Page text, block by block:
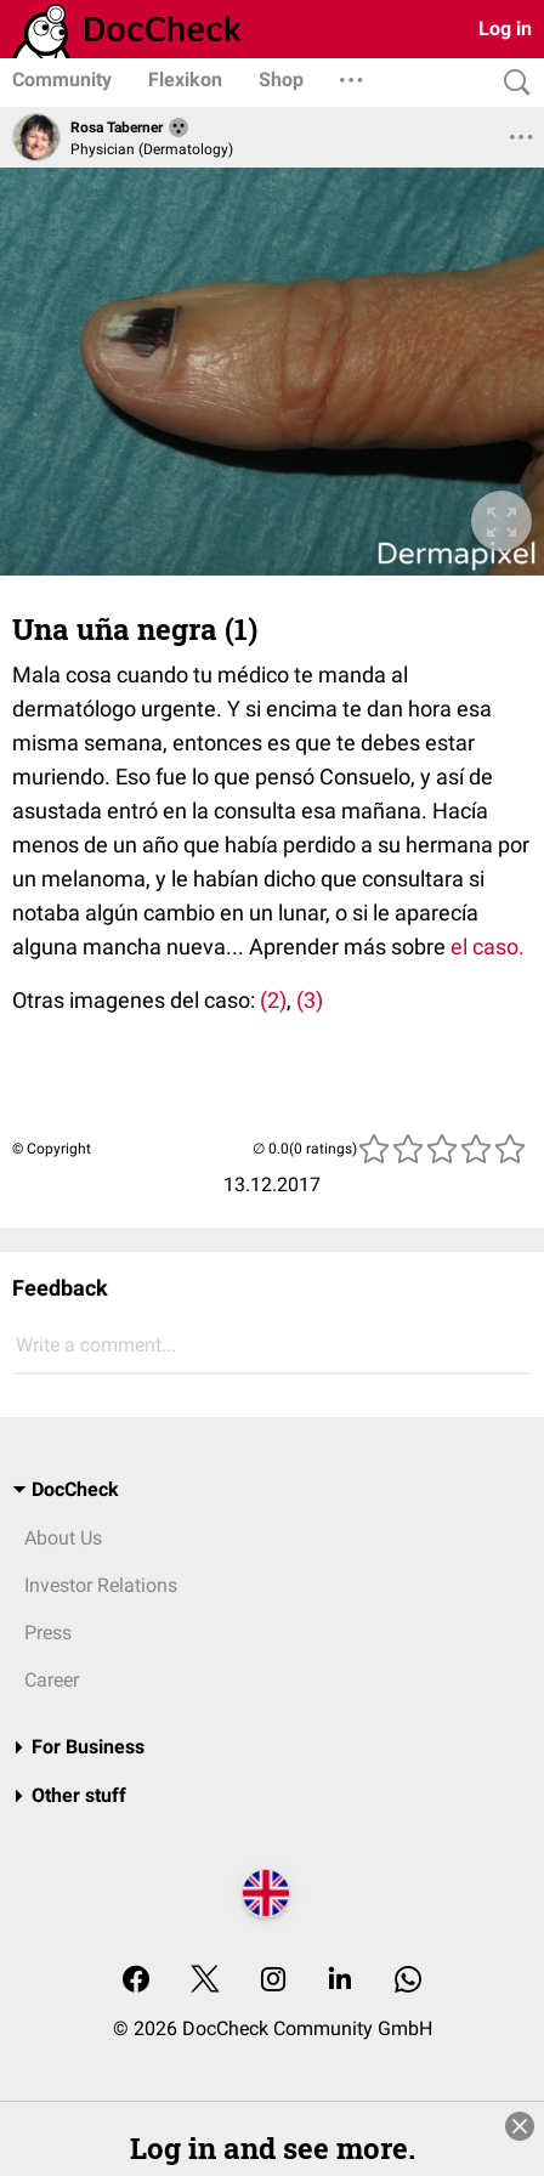
Log in
Community Flexikon Shop
Rosa Taberner
Physician (Dermatology)
Una uña negra (1)
Mala cosa cuando tu médico te manda al
dermatólogo urgente. Y si encima te dan hora esa
misma semana, entonces es que te debes estar
muriendo. Eso fue lo que pensó Consuelo, y así de
asustada entró en la consulta esa mañana. Hacía
menos de un año que había perdido a su hermana por
un melanoma, y le habían dicho que consultara si
notaba algún cambio en un lunar, o si le aparecía
alguna mancha nueva... Aprender más sobre el caso.
Otras imagenes del caso: (2), (3)
© Copyright
13.12.2017
(0 ratings)
Feedback
Write a comment...
DocCheck
About Us
Investor Relations
Press
Career
For Business
Other stuff
© 2026 DocCheck Community GmbH
Log in and see more.